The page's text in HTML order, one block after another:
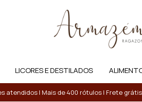
LICORES E DESTILADOS
atendidos | Mais de 400 rótulos | Frete